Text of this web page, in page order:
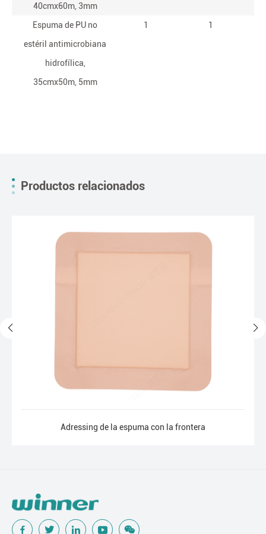
40cmx60m, 3mm
Espuma de PU no
estéril antimicrobiana
hidrofílica,
35cmx50m, 5mm
1 1
Productos relacionados
Adressing de la espuma con la frontera